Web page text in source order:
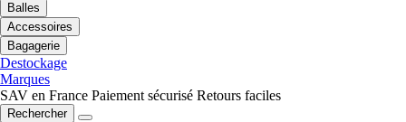
Balles
Accessoires
Bagagerie
Destockage
Marques
SAV en France Paiement sécurisé Retours faciles
Rechercher